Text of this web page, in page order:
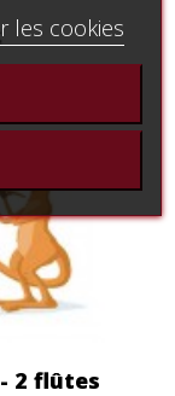
2 flûtes
les cookies